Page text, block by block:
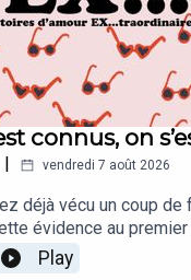
connus, on
vendredi 7 août 2026
déjà vécu un coup de
évidence au
de familiarité, de
Marion vous le
Play